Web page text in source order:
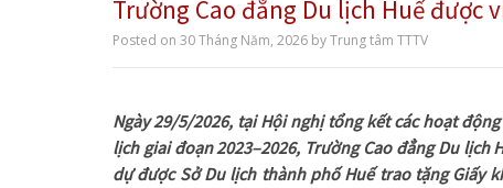
Trường Cao đẳng Du lịch Huế
Posted on 30 Tháng Năm, 2026 byTrung tâm TTTV
Ngày 29/5/2026, tại Hội nghị tổng kết các hoạt
lịch giai đoạn 2023–2026, Trường Cao đẳng Du
dự được Sở Du lịch thành phố Huế trao tặng Giấy